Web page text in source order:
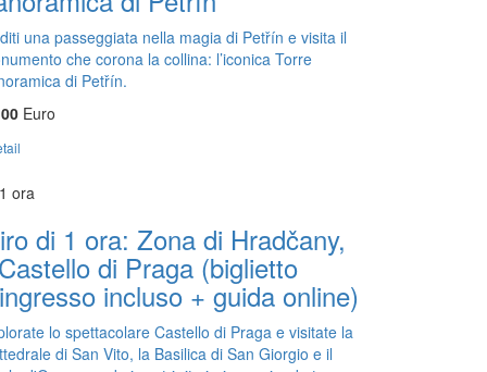
una passeggiata nella magia di Petřín e visita il
che corona la collina: l’iconica Torre
di Petřín.
Euro
ora
di 1 ora: Zona di Hradčany,
di Praga (biglietto
incluso + guida online)
lo spettacolare Castello di Praga e visitate la
di San Vito, la Basilica di San Giorgio e il